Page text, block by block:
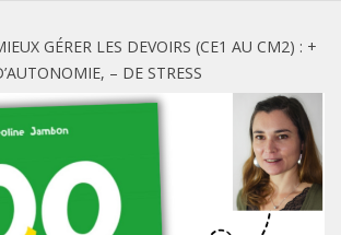
GÉRER LES DEVOIRS (CE1 AU CM2) : +
– DE STRESS